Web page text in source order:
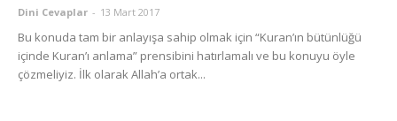
Dini Cevaplar - 13 Mart 2017
Bu konuda tam bir anlayışa sahip olmak için “Kuran’ın bütünlüğü
içinde Kuran’ı anlama” prensibini hatırlamalı ve bu konuyu öyle
çözmeliyiz. İlk olarak Allah’a ortak...